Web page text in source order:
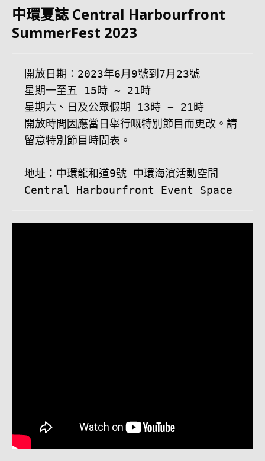
中環夏誌 Central Harbourfront
SummerFest 2023
開放日期：2023年6月9號到7月23號
星期一至五 15時 ~ 21時
星期六、日及公眾假期 13時 ~ 21時
開放時間因應當日舉行嘅特別節目而更改。請
留意特別節目時間表。
地址：中環龍和道9號 中環海濱活動空間
Central Harbourfront Event Space